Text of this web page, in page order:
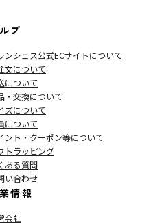
プ
ンシェス公式ECサイトについて
文について
について
・交換について
ズについて
について
ント・クーポン等について
トラッピング
ある質問
い合わせ
情報
会社